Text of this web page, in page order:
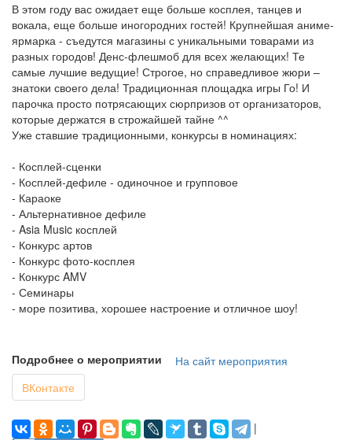
В этом году вас ожидает еще больше косплея, танцев и
вокала, еще больше иногородних гостей! Крупнейшая аниме-
ярмарка - съедутся магазины с уникальными товарами из
разных городов! Денс-флешмоб для всех желающих! Те
самые лучшие ведущие! Строгое, но справедливое жюри –
знатоки своего дела! Традиционная площадка игры Го! И
парочка просто потрясающих сюрпризов от организаторов,
которые держатся в строжайшей тайне ^^
Уже ставшие традиционными, конкурсы в номинациях:
- Косплей-сценки
- Косплей-дефиле - одиночное и групповое
- Караоке
- Альтернативное дефиле
- Asia Music косплей
- Конкурс артов
- Конкурс фото-косплея
- Конкурс AMV
- Семинары
- море позитива, хорошее настроение и отличное шоу!
Подробнее о мероприятии
На сайт мероприятия
ВКонтакте
|